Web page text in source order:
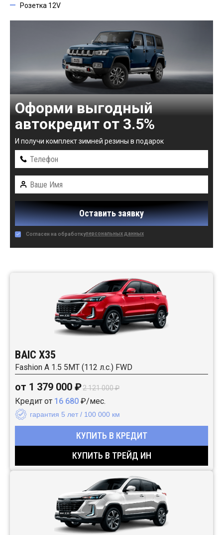
Розетка 12V
Оформи выгодный
автокредит от 3.5%
И получи комплект зимней резины в подарок
Оставить заявку
Согласен на обработкуперсональных данных
BAIC X35
Fashion A 1.5 5MT (112 л.с.) FWD
от 1 379 000 ₽2 121 000 ₽
Кредит от 16 680 ₽/мес.
гарантия 5 лет / 100 000 км
КУПИТЬ В КРЕДИТ
КУПИТЬ В ТРЕЙД ИН